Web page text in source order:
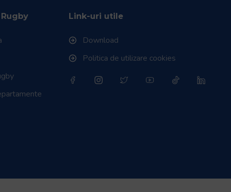
Link-uri utile
Download
Politica de utilizare cookies